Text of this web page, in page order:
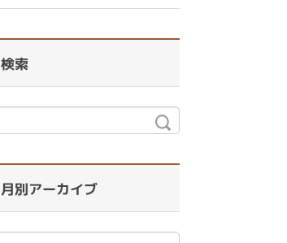
検索
月別アーカイブ